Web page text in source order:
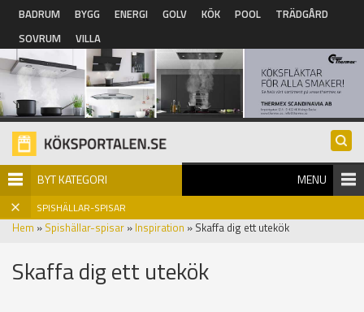
Hoppa till huvudinnehåll
BADRUM BYGG ENERGI GOLV KÖK POOL
TRÄDGÅRD
SOVRUM
VILLA
BYT KATEGORI MENU
SPISHÄLLAR-SPISAR
Hem » Spishällar-spisar » Inspiration » Skaffa dig ett utekök
Skaffa dig ett utekök